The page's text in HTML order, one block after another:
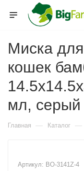
Миска
кошек
мл, серый
Главная — Каталог —
Артикул: BO-3141Z-4